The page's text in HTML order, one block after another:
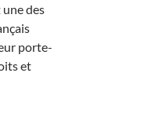
des
porte-
et